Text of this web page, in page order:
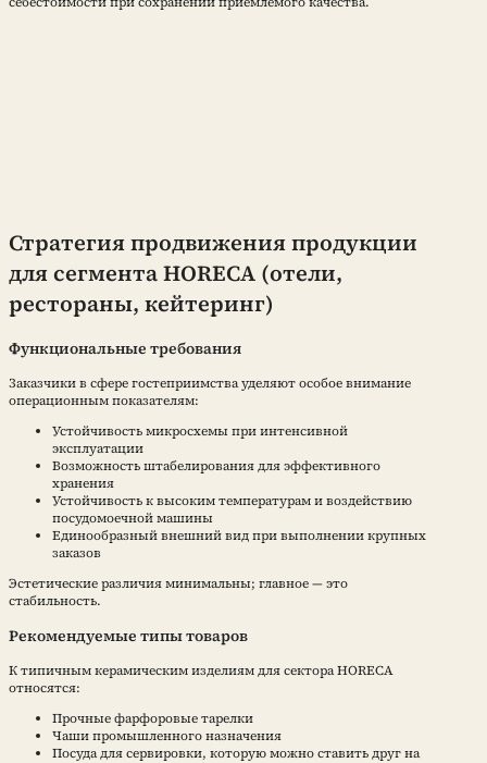
Стратегия продвижения продукции
для сегмента HORECA (отели,
рестораны, кейтеринг)
Функциональные требования
Заказчики в сфере гостеприимства уделяют особое внимание
операционным показателям:
Устойчивость микросхемы при интенсивной
эксплуатации
Возможность штабелирования для эффективного
хранения
Устойчивость к высоким температурам и воздействию
посудомоечной машины
Единообразный внешний вид при выполнении крупных
заказов
Эстетические различия минимальны; главное — это
стабильность.
Рекомендуемые типы товаров
К типичным керамическим изделиям для сектора HORECA
относятся:
Прочные фарфоровые тарелки
Чаши промышленного назначения
Посуда для сервировки, которую можно ставить друг на